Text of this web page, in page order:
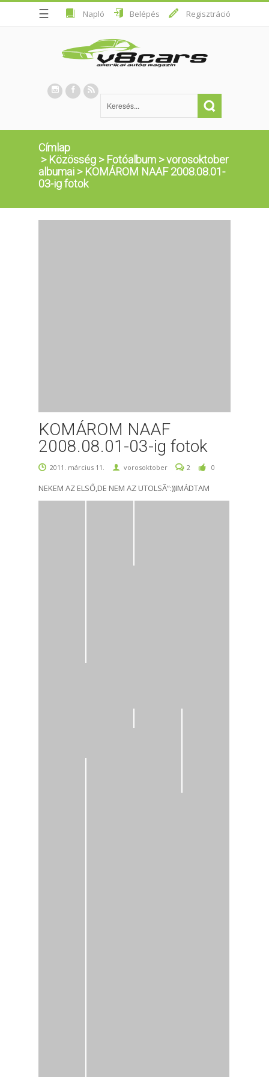
☰ Napló Belépés Regisztráció
Címlap
> Közösség > Fotóalbum >vorosoktober
albumai > KOMÁROM NAAF 2008.08.01-
03-ig fotok
KOMÁROM NAAF
2008.08.01-03-ig fotok
2011. március 11. vorosoktober 2 0
NEKEM AZ ELSŐ,DE NEM AZ UTOLSÃ“:))IMÁDTAM